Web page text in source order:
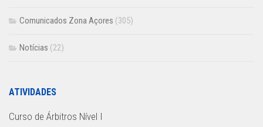
Comunicados Zona Açores (305)
Notícias (22)
ATIVIDADES
Curso de Árbitros Nível I